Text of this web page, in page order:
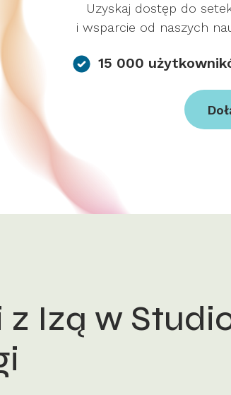
Uzyskaj dostęp do
i wsparcie od naszych
15 000
z Izą w